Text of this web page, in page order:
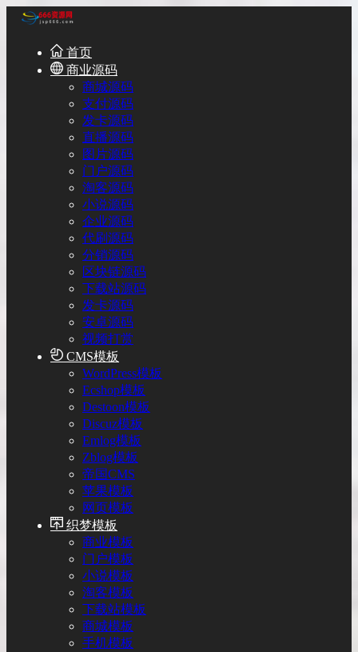
首页
商业源码
商城源码
支付源码
发卡源码
直播源码
图片源码
门户源码
淘客源码
小说源码
企业源码
代刷源码
分销源码
区块链源码
下载站源码
发卡源码
安卓源码
视频打赏
CMS模板
WordPress模板
Ecshop模板
Destoon模板
Discuz模板
Emlog模板
Zblog模板
帝国CMS
苹果模板
网页模板
织梦模板
商业模板
门户模板
小说模板
淘客模板
下载站模板
商城模板
手机模板